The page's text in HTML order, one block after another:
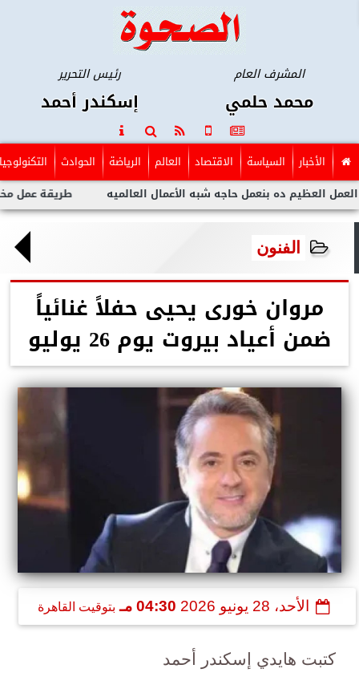
المشرف العام
محمد حلمي
رئيس التحرير
إسكندر أحمد
الأخبار السياسة الاقتصاد العالم الرياضة الحوادث التكنولوجيا
طريقة عمل مخلل ده بنعمل حاجه شبه الأعمال العالميه
الفنون
مروان خورى يحيى حفلاً غنائياً
ضمن أعياد بيروت يوم 26 يوليو
الأحد، 28 يونيو 2026 04:30 مـ بتوقيت القاهرة
كتبت هايدي إسكندر أحمد